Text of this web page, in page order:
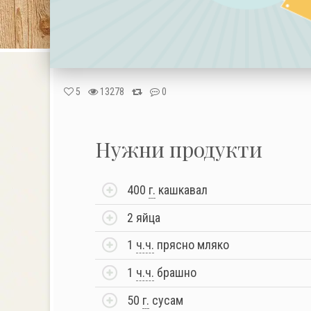
5 13278 0
Нужни продукти
400 г. кашкавал
2 яйца
1 ч.ч. прясно мляко
1 ч.ч. брашно
50 г. сусам